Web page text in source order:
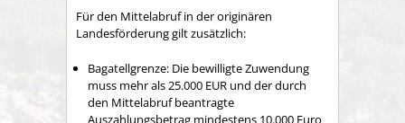
Für den Mittelabruf in der originären
Landesförderung gilt zusätzlich:
Bagatellgrenze: Die bewilligte Zuwendung
muss mehr als 25.000 EUR und der durch
den Mittelabruf beantragte
Auszahlungsbetrag mindestens 10.000 Euro